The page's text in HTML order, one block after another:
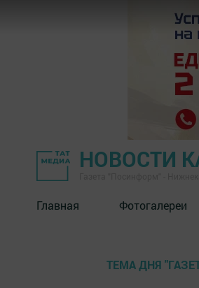
НОВОСТИ
Главная Фотогалереи
ТЕМА ДНЯ